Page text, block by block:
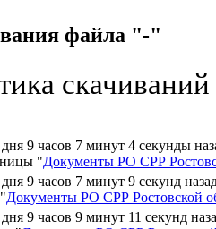
файла "-"
9 часов 7 минут 4 секунды
"Документы РО СРР
9 часов 7 минут 9 секунд
Документы РО СРР Ростовской
9 часов 9 минут 11 секунд